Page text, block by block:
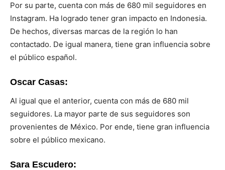
Por su parte, cuenta con más de 680 mil seguidores en
Instagram. Ha logrado tener gran impacto en Indonesia.
De hechos, diversas marcas de la región lo han
contactado. De igual manera, tiene gran influencia sobre
el público español.
Oscar Casas:
Al igual que el anterior, cuenta con más de 680 mil
seguidores. La mayor parte de sus seguidores son
provenientes de México. Por ende, tiene gran influencia
sobre el público mexicano.
Sara Escudero: